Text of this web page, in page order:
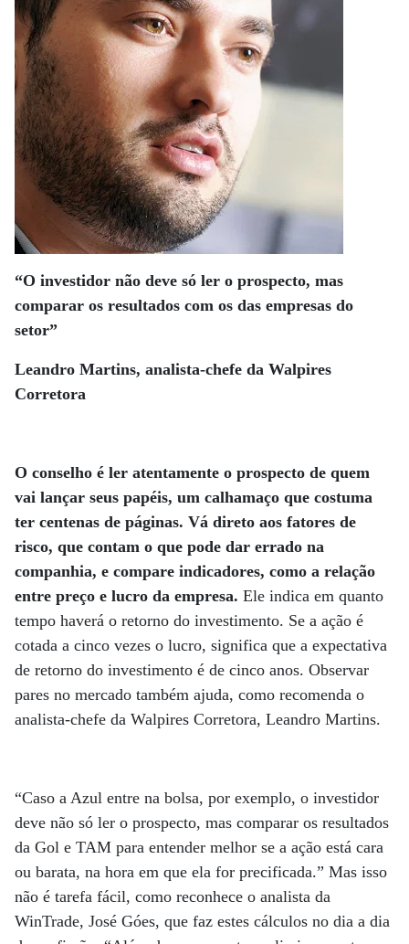
“O investidor não deve só ler o prospecto, mas
comparar os resultados com os das empresas do
setor”
Leandro Martins, analista-chefe da Walpires
Corretora
O conselho é ler atentamente o prospecto de quem
vai lançar seus papéis, um calhamaço que costuma
ter centenas de páginas. Vá direto aos fatores de
risco, que contam o que pode dar errado na
companhia, e compare indicadores, como a relação
entre preço e lucro da empresa. Ele indica em quanto
tempo haverá o retorno do investimento. Se a ação é
cotada a cinco vezes o lucro, significa que a expectativa
de retorno do investimento é de cinco anos. Observar
pares no mercado também ajuda, como recomenda o
analista-chefe da Walpires Corretora, Leandro Martins.
“Caso a Azul entre na bolsa, por exemplo, o investidor
deve não só ler o prospecto, mas comparar os resultados
da Gol e TAM para entender melhor se a ação está cara
ou barata, na hora em que ela for precificada.” Mas isso
não é tarefa fácil, como reconhece o analista da
WinTrade, José Góes, que faz estes cálculos no dia a dia